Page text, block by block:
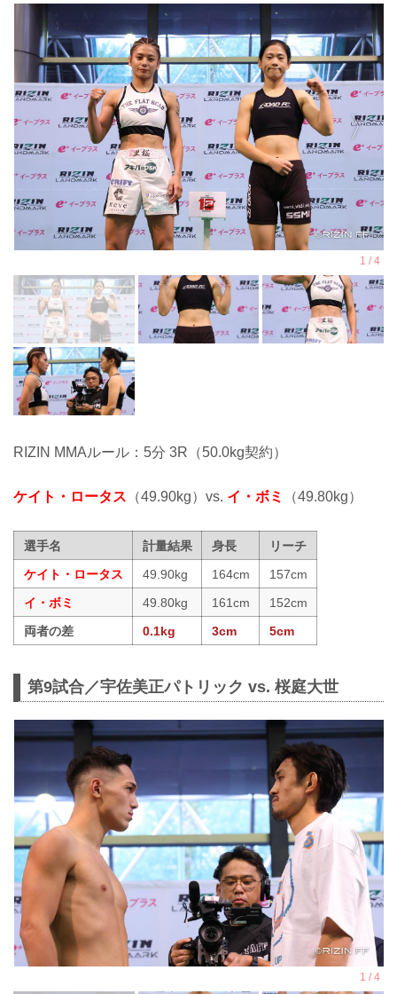
RIZIN MMAルール：5分 3R（50.0kg契約）
ケイト・ロータス （49.90kg）vs. イ・ボミ （49.80kg）
選手名 計量結果 身長
リーチ
ケイト・ロータス
49.90kg 164cm
157cm
イ・ボミ
49.80kg 161cm
152cm
両者の差
0.1kg 3cm 5cm
第9試合／宇佐美正パトリック vs. 桜庭大世